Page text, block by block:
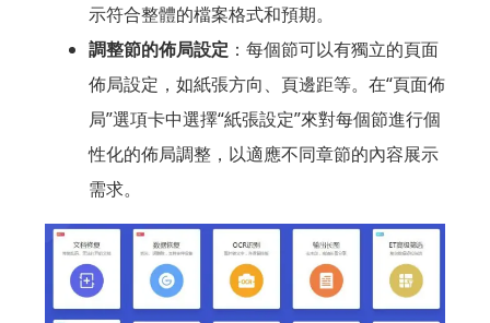
示符合整體的檔案格式和預期。
調整節的佈局設定 ：每個節可以有獨立的頁面
佈局設定，如紙張方向、頁邊距等。在“頁面佈
局”選項卡中選擇“紙張設定”來對每個節進行個
性化的佈局調整，以適應不同章節的內容展示
需求。